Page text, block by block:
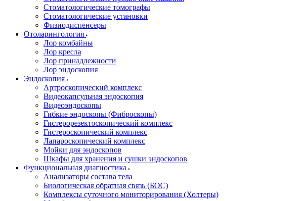
Стоматологические томографы
Стоматологические установки
Физиодиспенсеры
Отоларингология
Лор комбайны
Лор кресла
Лор принадлежности
Лор эндоскопия
Эндоскопия
Артроскопический комплекс
Видеокапсульная эндоскопия
Видеоэндоскопы
Гибкие эндоскопы (Фиброcкопы)
Гистерорезектоскопический комплекс
Гистероскопический комплекс
Лапароскопический комплекс
Мойки для эндоскопов
Шкафы для хранения и сушки эндоскопов
Функциональная диагностика
Анализаторы состава тела
Биологическая обратная связь (БОС)
Комплексы суточного мониторирования (Холтеры)